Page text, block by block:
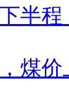
半
煤